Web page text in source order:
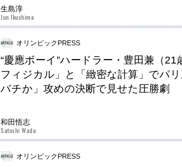
生島淳
Jun Ikushima
オリンピックPRESS
“慶應ボーイ”ハードラー・豊田兼（21
フィジカル」と「緻密な計算」でパ
バチか」攻めの決断で見せた圧勝劇
和田悟志
Satoshi Wada
オリンピックPRESS